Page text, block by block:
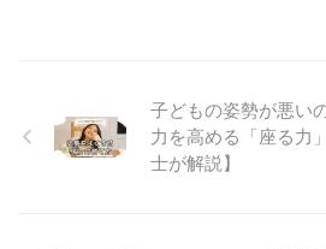
子どもの姿勢が悪い
力を高める「座る力
士が解説】